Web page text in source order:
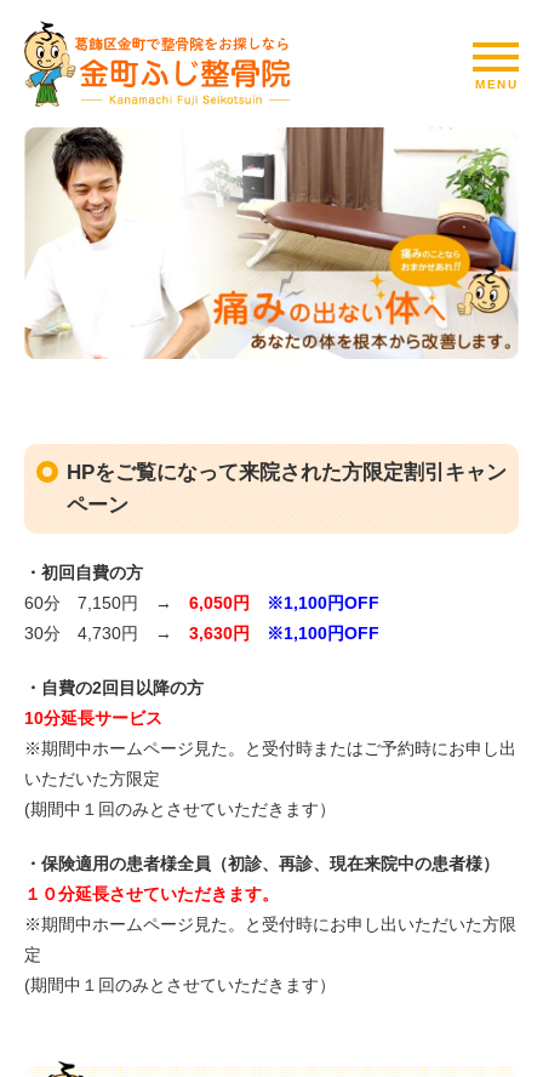
HPをご覧になって来院された方限定割引キャン
ペーン
・初回自費の方
60分 7,150円 → 6,050円
※1,100円OFF
30分 4,730円 → 3,630円 ※1,100円OFF
・自費の2回目以降の方
10分延長サービス
※期間中ホームページ見た。と受付時またはご予約時にお申し出
いただいた方限定
(期間中１回のみとさせていただきます）
・保険適用の患者様全員（初診、再診、現在来院中の患者様）
１０分延長させていただきます。
※期間中ホームページ見た。と受付時にお申し出いただいた方限
定
(期間中１回のみとさせていただきます）